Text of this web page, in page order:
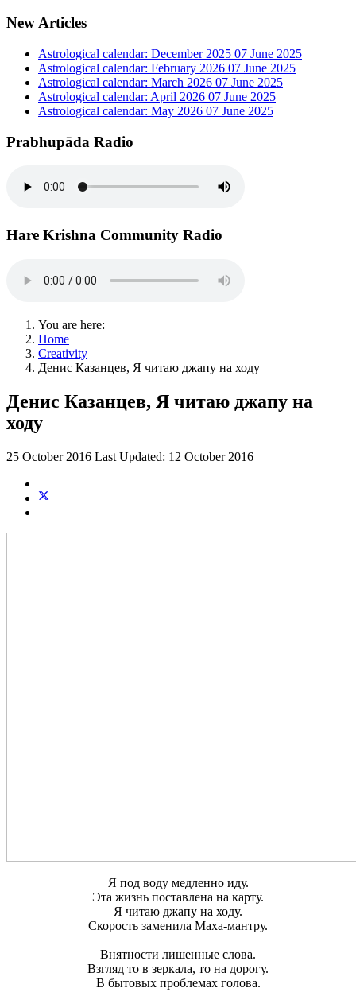
New Articles
Astrological calendar: December 2025 07 June 2025
Astrological calendar: February 2026 07 June 2025
Astrological calendar: March 2026 07 June 2025
Astrological calendar: April 2026 07 June 2025
Astrological calendar: May 2026 07 June 2025
Prabhupāda Radio
Hare Krishna Community Radio
You are here:
Home
Creativity
Денис Казанцев, Я читаю джапу на ходу
Денис Казанцев, Я читаю джапу на
ходу
25 October 2016 Last Updated: 12 October 2016
Я под воду медленно иду.
Эта жизнь поставлена на карту.
Я читаю джапу на ходу.
Скорость заменила Маха-мантру.
Внятности лишенные слова.
Взгляд то в зеркала, то на дорогу.
В бытовых проблемах голова.